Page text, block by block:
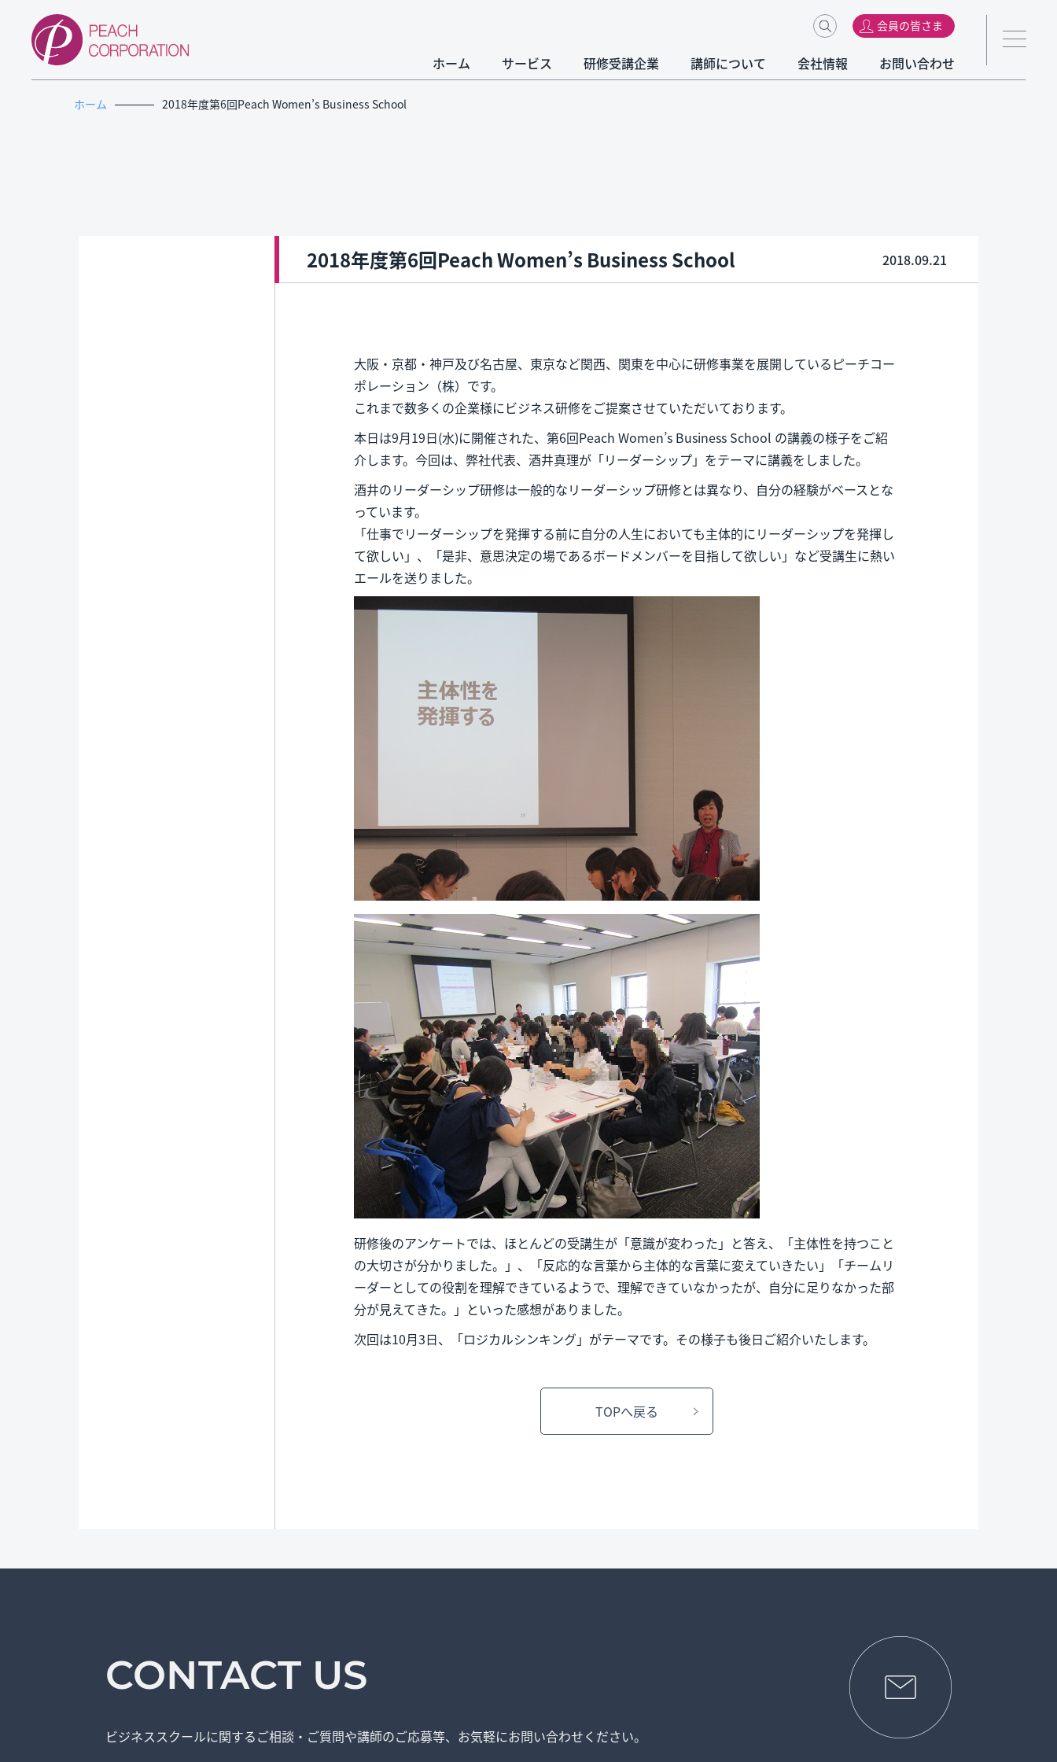
会員の皆さま
ホーム サービス 研修受講企業 講師について 会社情報 お問い合わせ
ホーム 2018年度第6回Peach Women’s Business School
2018年度第6回Peach Women’s Business School 2018.09.21
大阪・京都・神戸及び名古屋、東京など関西、関東を中心に研修事業を展開しているピーチコー
ポレーション（株）です。
これまで数多くの企業様にビジネス研修をご提案させていただいております。
本日は9月19日(水)に開催された、第6回Peach Women’s Business School の講義の様子をご紹
介します。今回は、弊社代表、酒井真理が「リーダーシップ」をテーマに講義をしました。
酒井のリーダーシップ研修は一般的なリーダーシップ研修とは異なり、自分の経験がベースとな
っています。
「仕事でリーダーシップを発揮する前に自分の人生においても主体的にリーダーシップを発揮し
て欲しい」、「是非、意思決定の場であるボードメンバーを目指して欲しい」など受講生に熱い
エールを送りました。
研修後のアンケートでは、ほとんどの受講生が「意識が変わった」と答え、「主体性を持つこと
の大切さが分かりました。」、「反応的な言葉から主体的な言葉に変えていきたい」「チームリ
ーダーとしての役割を理解できているようで、理解できていなかったが、自分に足りなかった部
分が見えてきた。」といった感想がありました。
次回は10月3日、「ロジカルシンキング」がテーマです。その様子も後日ご紹介いたします。
TOPへ戻る
CONTACT US
ビジネススクールに関するご相談・ご質問や講師のご応募等、 お気軽にお問い合わせください。